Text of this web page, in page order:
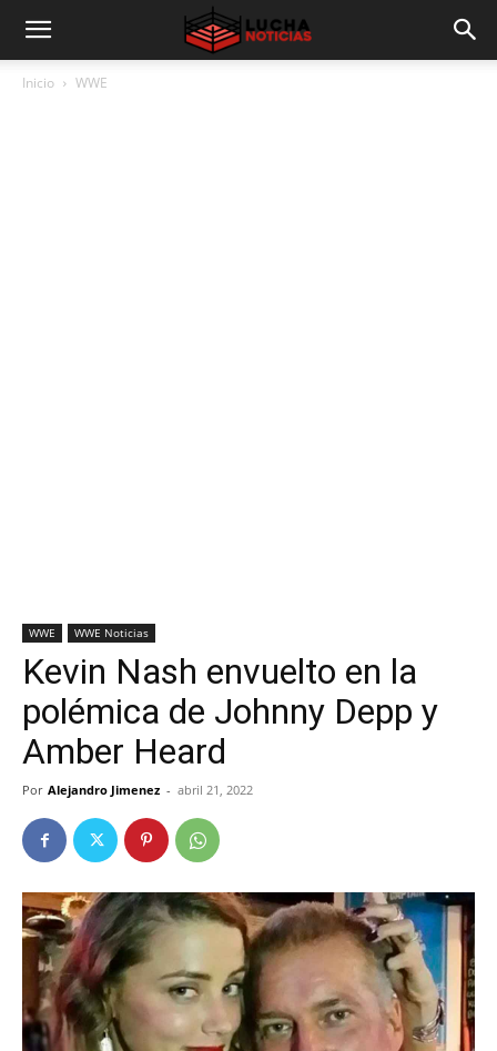
Inicio WWE
WWE WWE Noticias
Kevin Nash envuelto en la
polémica de Johnny Depp y
Amber Heard
Por Alejandro Jimenez - abril 21, 2022